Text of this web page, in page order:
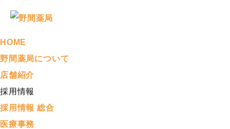
HOME
野間薬局について
店舗紹介
採用情報
採用情報 総合
医療事務